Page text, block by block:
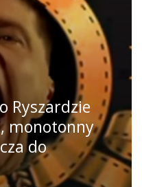
Ryszardzie
monotonny
do